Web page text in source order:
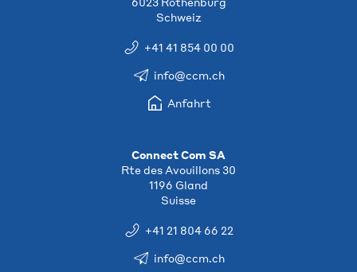
Schweiz
+41 41 854 00 00
info@ccm.ch
Anfahrt
Connect Com SA
Rte des Avouillons 30
1196 Gland
Suisse
+41 21 804 66 22
info@ccm.ch